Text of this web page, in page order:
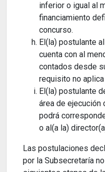
inferior o igual al
financiamiento
concurso.
El(la) postulante
cuenta con al
contados desde
requisito no
El(la) postulante
área de ejecución
podrá
o al(a la)
Las postulaciones
por la Subsecretaría